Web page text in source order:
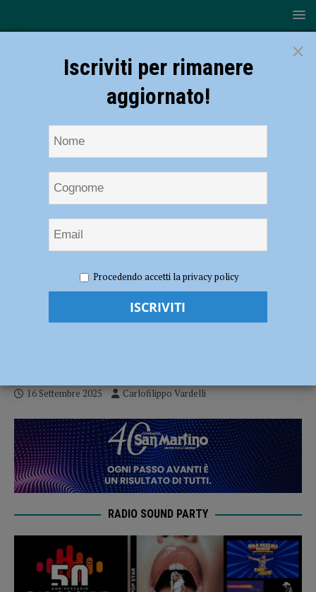
per il Trofeo Teco con 300 pongisti: la vittoria a Lorenzo Ragni
Tennistavolo – Cortemaggiore, successo
16 Settembre 2025 Carlofilippo Vardelli
RADIO SOUND PARTY
×
Iscriviti per rimanere
aggiornato!
Procedendo accetti la privacy policy